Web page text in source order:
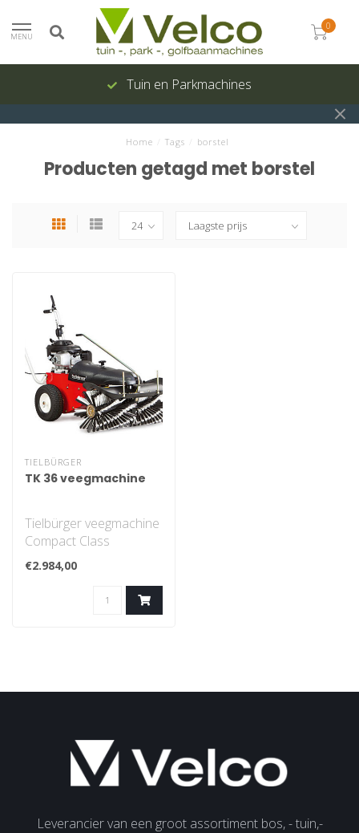
MENU
0
Tuin en Parkmachines
Home Tags borstel
Producten getagd met borstel
TIELBÜRGER
TK 36 veegmachine
Tielbürger veegmachine
Compact Class
€2.984,00
Leverancier van een groot assortiment bos, - tuin,-